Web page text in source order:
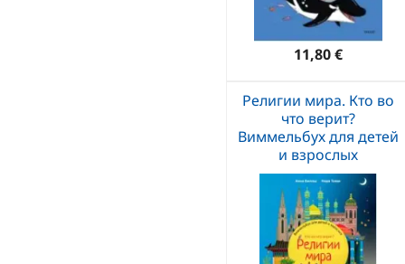
11,80 €
Религии мира. Кто во
что верит?
Виммельбух для детей
и взрослых